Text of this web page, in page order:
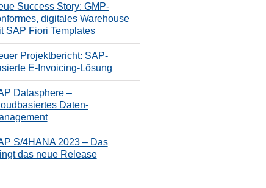
Success Story: GMP-
digitales Warehouse
SAP Fiori Templates
Projektbericht: SAP-
E-Invoicing-Lösung
Datasphere –
Daten-
S/4HANA 2023 – Das
das neue Release